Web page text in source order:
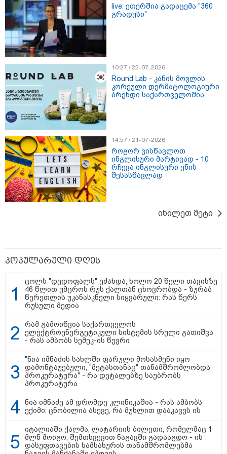
7
პროგნოზი
ეს დღე გამოირჩევა სტაბილური და მშვიდი ენერგიით. კარგი
პერიოდია დაწყებული საქმეების ბოლომდე მოსაყვანად,
ფინანსური საკითხების გადასამოწმებლად და სამუშაო
სივრცის მოწესრიგებისთვის. თანმიმდევრული მოქმედება და
პრაქტიკული მიდგომა სასურველ შედეგს უდანაკარგოდ
მოგიტანთ.
ვეგეტარიანული ფალაფელი
live: ეთერშია გადაცემა "360
გრადუსი"
10:27 / 22-07-2026
Round Lab - კანის მოვლის
კორეული დერმატოლოგიური
ბრენდი საქართველოშია
14:57 / 21-07-2026
როგორ ვისწავლოთ
ინგლისური მარტივად - 10
რჩევა ინგლისური ენის
შესასწავლად
იხილეთ მეტი
პოპულარული დღეს
ცოლს "დედოფალს" ეძახდა, ხოლო 20 წელი თავისზე
46 წლით უმცროს რუს ქალთან ცხოვრობდა - ზურაბ
წერეთლის უკანასკნელი სიყვარული: რას წერს
რუსული მედია
რამ გამოიწვია საქართველოს
ელექტროენერგეტიკული სისტემის სრული გათიშვა
- რას ამბობს სემეკ-ის წევრი
"ნია იმნაძის სახლში ფარული მოსასმენი იყო
დამონტაჟებული, "მეტასთანაც" თანამშრომლობდა
პროკურატურა" - რა დეტალებზე საუბრობს
პროკურატურა
ნია იმნაძე ამ დრომდე კლინიკაშია - რას ამბობს
ექიმი: ცნობილია ასევე, რა მუხლით დააკავეს ის
იტალიაში ქალმა, ლატარიის ბილეთი, რომელმაც 1
მლნ მოიგო, შემთხვევით ნაგავში გადააგდო - ის
დასუფთავების სამსახურის თანამშრომლებმა